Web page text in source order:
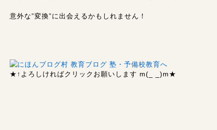
意外な”変換”に出会えるかもしれません！
★↑ よろしければクリックお願いします m(_ _)m★